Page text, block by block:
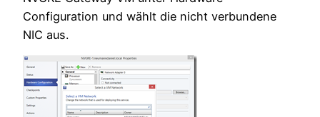
Configuration und wählt die nicht verbundene
NIC aus.